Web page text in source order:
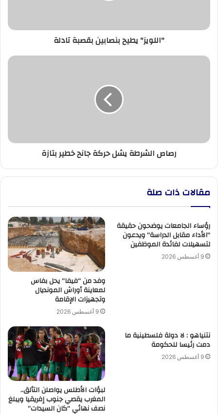
"اللويز" يطيح بنصابين بقصبة تادلة
رصاص
رصاص الشرطة يشل حركة جانح خطير بتازة
مقالات ذات صلة
رؤساء الجامعات يوضحون حقيقة
“الأداء مقابل الدراسة” ويدعون
لتسهيلات لفائدة الموظفين
9 أغسطس 2026
وفد من “فيفا” يحل بفاس
لمعاينة أوراش المونديال
وتجهيزات الإقامة
9 أغسطس 2026
نتنياهو : لا دولة فلسطينية ما
دمت رئيسا للحكومة
9 أغسطس 2026
لبؤات الأطلس يواصلن التألق..
المغرب يقصي جنوب إفريقيا ويبلغ
نصف نهائي “كان السيدات”